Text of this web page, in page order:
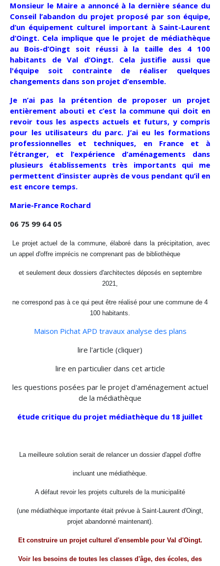
Monsieur le Maire a annoncé à la dernière séance du
Conseil l’abandon du projet proposé par son équipe,
d’un équipement culturel important à Saint-Laurent
d’Oingt. Cela implique que le projet de médiathèque
au Bois-d’Oingt soit réussi à la taille des 4 100
habitants de Val d’Oingt. Cela justifie aussi que
l'équipe soit contrainte de réaliser quelques
changements dans son projet d’ensemble.
Je n’ai pas la prétention de proposer un projet
entièrement abouti et c’est la commune qui doit en
revoir tous les aspects actuels et futurs, y compris
pour les utilisateurs du parc. J’ai eu les formations
professionnelles et techniques, en France et à
l’étranger, et l’expérience d’aménagements dans
plusieurs établissements très importants qui me
permettent d’insister auprès de vous pendant qu’il en
est encore temps.
Marie-France Rochard
06 75 99 64 05
Le projet actuel de la commune, élaboré dans la précipitation, avec
un appel d'offre imprécis ne comprenant pas de bibliothèque
et seulement deux dossiers d'architectes déposés en septembre
2021,
ne correspond pas à ce qui peut être réalisé pour une commune de 4
100 habitants.
Maison Pichat APD travaux analyse des plans
lire l'article (cliquer)
lire en particulier dans cet article
les questions posées par le projet d'aménagement actuel
de la médiathèque
étude critique du projet médiathèque du 18 juillet
La meilleure solution serait de relancer un dossier d'appel d'offre
incluant une médiathèque.
A défaut revoir les projets culturels de la municipalité
(une médiathèque importante était prévue à Saint-Laurent d'Oingt,
projet abandonné maintenant).
Et construire un projet culturel d'ensemble pour Val d'Oingt.
Voir les besoins de toutes les classes d'âge, des écoles, des